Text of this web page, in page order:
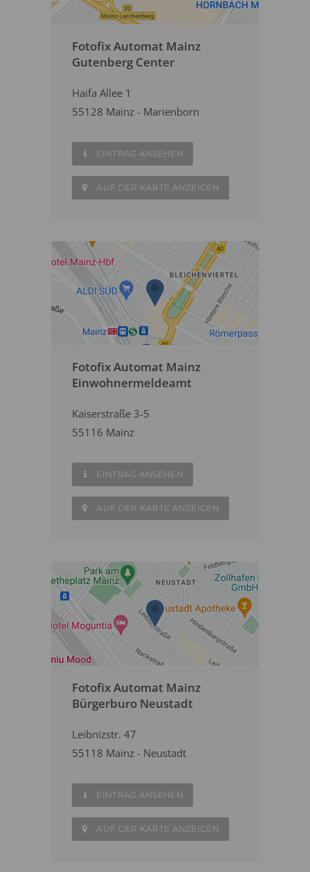
Fotofix Automat Mainz
Gutenberg Center
Haifa Allee 1
55128 Mainz - Marienborn
EINTRAG ANSEHEN
AUF DER KARTE ANZEIGEN
Fotofix Automat Mainz
Einwohnermeldeamt
Kaiserstraße 3-5
55116 Mainz
EINTRAG ANSEHEN
AUF DER KARTE ANZEIGEN
Fotofix Automat Mainz
Bürgerburo Neustadt
Leibnizstr. 47
55118 Mainz - Neustadt
EINTRAG ANSEHEN
AUF DER KARTE ANZEIGEN